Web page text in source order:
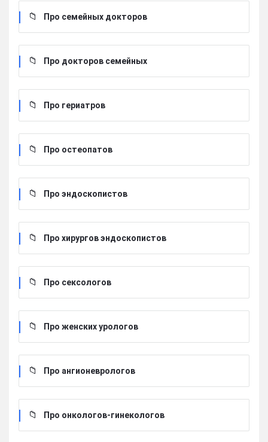
Про семейных докторов
Про докторов семейных
Про гериатров
Про остеопатов
Про эндоскопистов
Про хирургов эндоскопистов
Про сексологов
Про женских урологов
Про ангионеврологов
Про онкологов-гинекологов